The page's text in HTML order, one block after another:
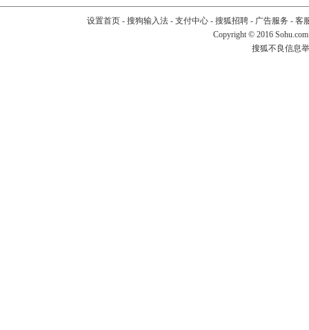
设置首页- 搜狗输入法- 支付中心- 搜狐招聘- 广告服务 - 客
Copyright © 2016
搜狐不良信息